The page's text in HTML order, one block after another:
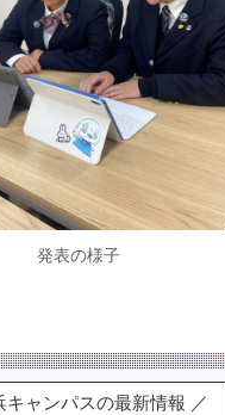
発表の様子
キャンパスの最新情報 ／